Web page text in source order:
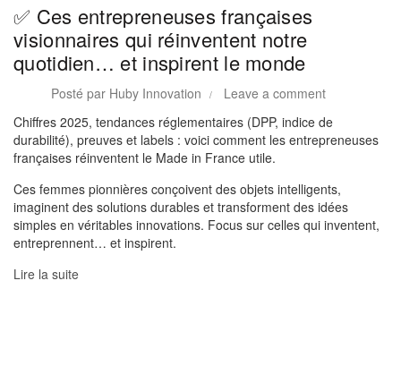
✅ Ces entrepreneuses françaises
visionnaires qui réinventent notre
quotidien… et inspirent le monde
Posté par Huby Innovation
Leave a comment
Chiffres 2025, tendances réglementaires (DPP, indice de
durabilité), preuves et labels : voici comment les entrepreneuses
françaises réinventent le Made in France utile.
Ces femmes pionnières conçoivent des objets intelligents,
imaginent des solutions durables et transforment des idées
simples en véritables innovations. Focus sur celles qui inventent,
entreprennent… et inspirent.
Lire la suite